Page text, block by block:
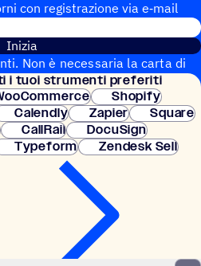
con regi­stra­zione via e‑mail
Inizia
Non è necessaria la carta di
istantanea.
i tuoi strumenti preferiti
Shopify
Calendly Zapier
Square
CallRail
DocuSign
Typeform Zendesk Sell